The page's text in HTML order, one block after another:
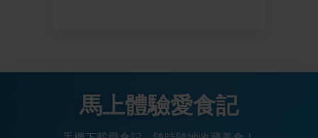
馬上體驗愛食記